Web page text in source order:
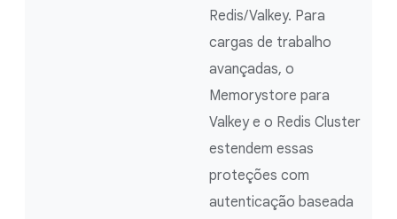
Redis/Valkey. Para
cargas de trabalho
avançadas, o
Memorystore para
Valkey e o Redis Cluster
estendem essas
proteções com
autenticação baseada